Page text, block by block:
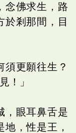
念佛求生，路
於剎那間，目
須更願往生？
！」
，眼耳鼻舌是
，性是王，